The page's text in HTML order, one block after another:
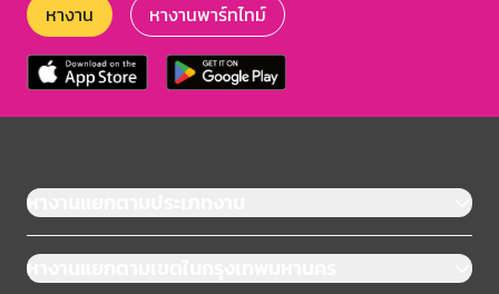
หางาน หางานพาร์ทไทม์
หางานแยกตามประเภทงาน
หางานแยกตามเขตในกรุงเทพมหานคร